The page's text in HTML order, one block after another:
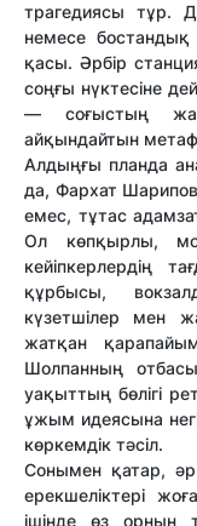
трагедиясы тұр.
немесе
қасы. Әрбір
соңғы нүктесіне
— соғыстың
айқындайтын
Алдыңғы планда
да, Фархат
емес, тұтас
Ол көпқырлы,
кейіпкерлердің
құрбысы,
күзетшілер мен
жатқан
Шолпанның
уақыттың бөлігі
ұжым идеясына
көркемдік тәсіл.
Сонымен қатар, әр
ерекшеліктері
ішінде өз орнын